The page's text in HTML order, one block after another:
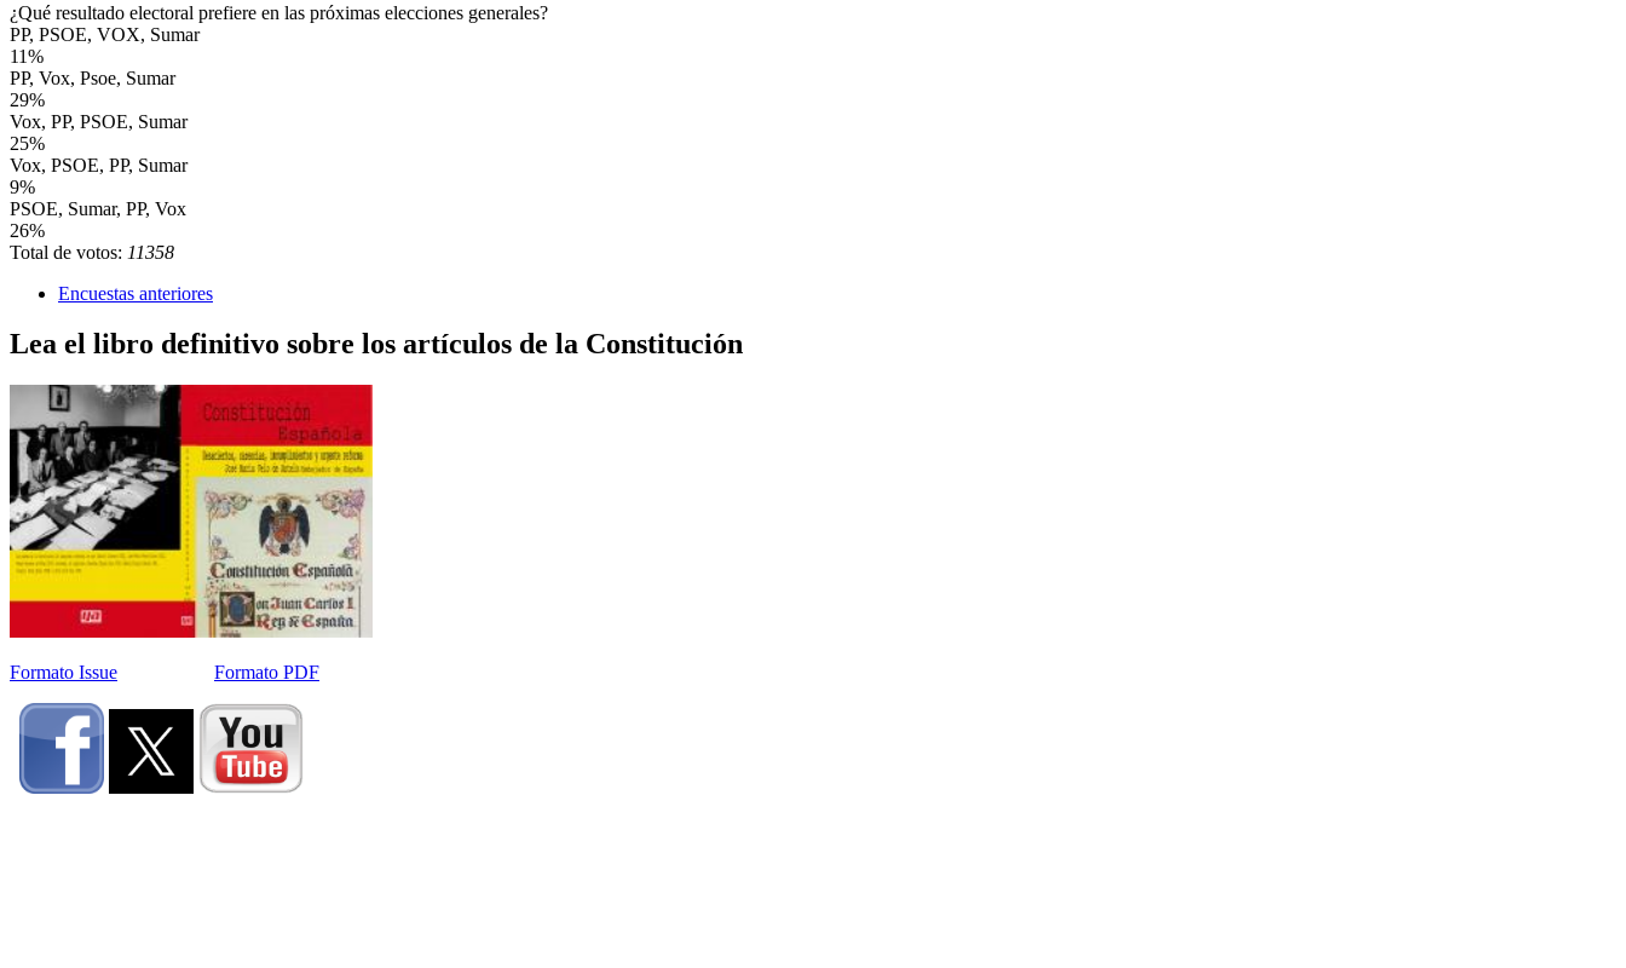
¿Qué resultado electoral prefiere en las próximas elecciones generales?
PP, PSOE, VOX, Sumar
11%
PP, Vox, Psoe, Sumar
29%
Vox, PP, PSOE, Sumar
25%
Vox, PSOE, PP, Sumar
9%
PSOE, Sumar, PP, Vox
26%
Total de votos: 11358
Encuestas anteriores
Lea el libro definitivo sobre los artículos de la Constitución
Formato Issue Formato PDF